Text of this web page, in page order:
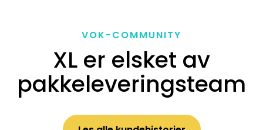
VOK-COMMUNITY
XL er elsket av
pakkeleveringsteam